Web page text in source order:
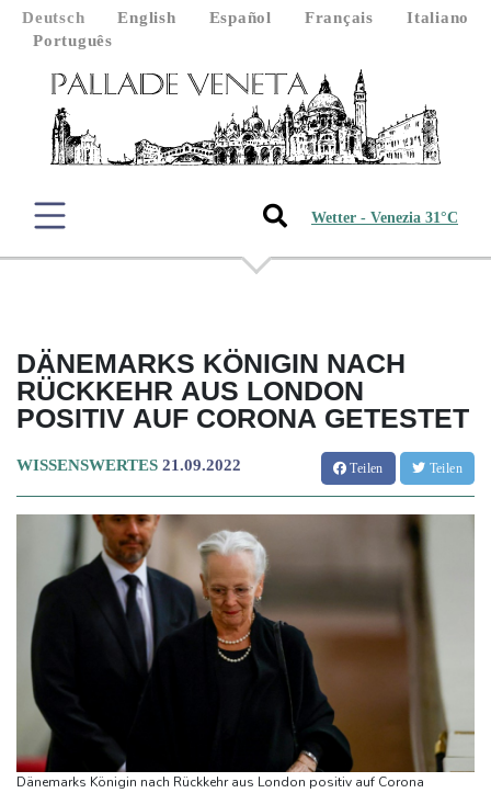
Deutsch English Español Français
Italiano
Português
Wetter - Venezia 31°C
DÄNEMARKS KÖNIGIN NACH
RÜCKKEHR AUS LONDON
POSITIV AUF CORONA GETESTET
WISSENSWERTES 21.09.2022 Teilen Teilen
Dänemarks Königin nach Rückkehr aus London positiv auf Corona